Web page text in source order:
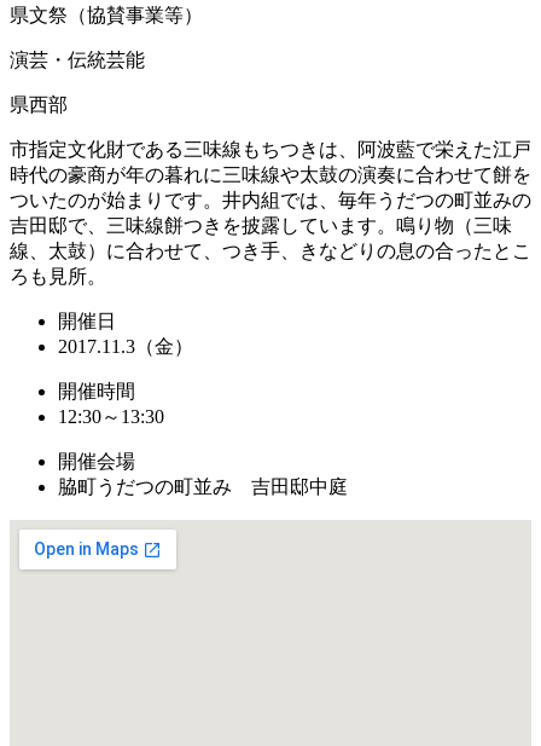
県文祭（協賛事業等）
演芸・伝統芸能
県西部
市指定文化財である三味線もちつきは、阿波藍で栄えた江戸
時代の豪商が年の暮れに三味線や太鼓の演奏に合わせて餅を
ついたのが始まりです。井内組では、毎年うだつの町並みの
吉田邸で、三味線餅つきを披露しています。鳴り物（三味
線、太鼓）に合わせて、つき手、きなどりの息の合ったとこ
ろも見所。
開催日
2017.11.3（金）
開催時間
12:30～13:30
開催会場
脇町うだつの町並み 吉田邸中庭